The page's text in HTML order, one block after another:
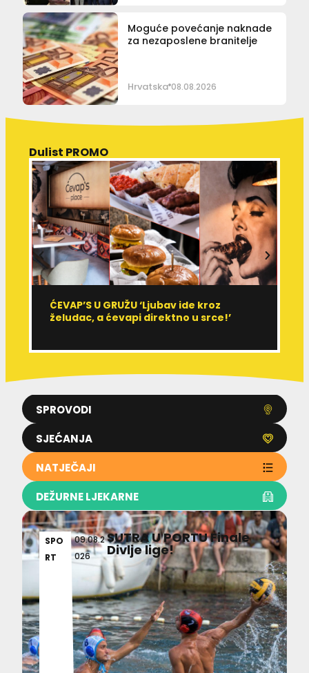
Moguće povećanje naknade
za nezaposlene branitelje
Hrvatska 08.08.2026
SPROVODI
SJEĆANJA
NATJEČAJI
DEŽURNE LJEKARNE
Dulist PROMO
ĆEVAP’S U GRUŽU ‘Ljubav ide kroz
želudac, a ćevapi direktno u srce!’
SPO
RT
09.08.2
026
SUTRA U PORTU Finale
Divlje lige!